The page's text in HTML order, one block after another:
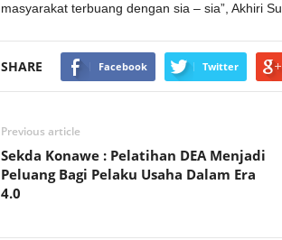
masyarakat terbuang dengan sia – sia”, Akhiri
SHARE Facebook Twitter
Previous article
Sekda Konawe : Pelatihan DEA Menjadi
Peluang Bagi Pelaku Usaha Dalam Era
4.0